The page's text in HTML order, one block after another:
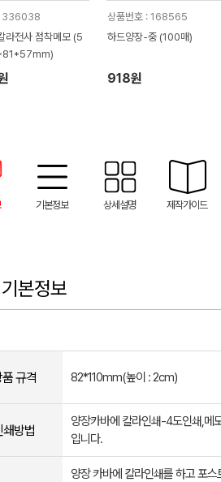
336038
라전사 점착메모 (5
상품번호 : 168565
하드양장-중 (100매)
918원
기본정보 상세설명 제작가이드
본정보
규격 82*110mm(높이 : 2cm)
쇄방법
양장카바에 칼라인쇄-4도인쇄,메
입니다.
양장 카바에 칼라인쇄를 하고 포스